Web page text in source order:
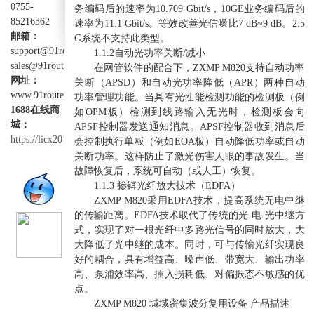
0755-
85216362
邮箱：
support@91router.com
sales@91router.com
网址：
www.91router.com
1688在线商
城：
https://licx2012.1688.com
务编码后的速率为10.709 Gbit/s，10GE业务编码后的
速率为11.1 Gbit/s。等效改善光信噪比7 dB~9 dB。2.5
G系统不支持此类型。
1.1.2自动光功率关断/减小
在网管软件的配合下，ZXMP M820支持自动功率
关断（APSD）和自动光功率降低（APR）两种自动
功率管理功能。当具有光性能检测功能的检测板（例
如OPM板）检测到线路输入无光时，检测板会向
APSF控制器发送通知消息。APSF控制器收到消息后
会控制执行单板（例如EOA板）自动降低功率或自动
关断功率。这样防止了激光伤害人眼的事故发生。当
故障恢复后，系统可自动（或人工）恢复。
1.1.3 掺铒光纤放大技术（EDFA）
ZXMP M820采用EDFA技术，提高系统无电中继
的传输距离。EDFA技术取代了传统的光-电-光中继方
式，实现了对一根光纤中多路光信号的同时放大，大
大降低了光中继的成本。同时，可与传输光纤实现良
好的耦合，具有增益高、噪声低、带宽大、输出功率
高、泵浦效率高、插入损耗低、对偏振态不敏感的优
点。
ZXMP M820 城域密集波分复用设备 产品描述